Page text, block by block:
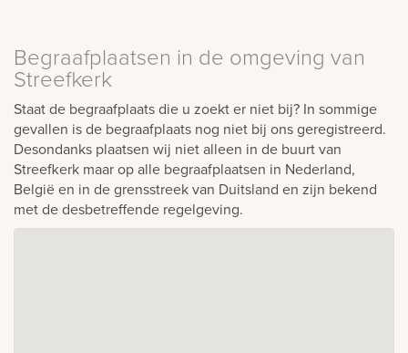
Begraafplaatsen in de omgeving van
Streefkerk
Staat de begraafplaats die u zoekt er niet bij? In sommige
gevallen is de begraafplaats nog niet bij ons geregistreerd.
Desondanks plaatsen wij niet alleen in de buurt van
Streefkerk maar op alle begraafplaatsen in Nederland,
België en in de grensstreek van Duitsland en zijn bekend
met de desbetreffende regelgeving.